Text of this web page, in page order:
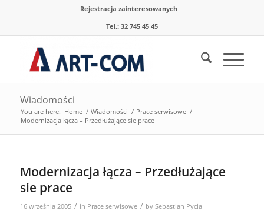
Rejestracja zainteresowanych
Tel.: 32 745 45 45
Wiadomości
You are here: Home / Wiadomości / Prace serwisowe /
Modernizacja łącza – Przedłużające sie prace
Modernizacja łącza – Przedłużające
sie prace
16 września 2005 / in Prace serwisowe / by Sebastian Pycia